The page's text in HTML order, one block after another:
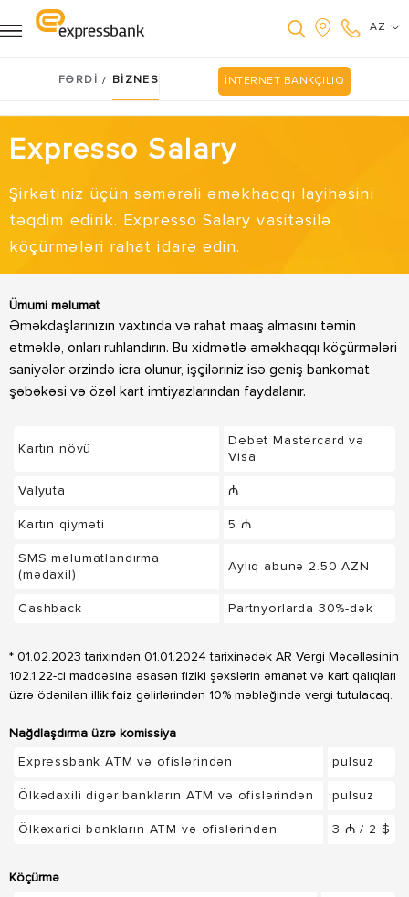
AZ
FƏRDİ / BİZNES İNTERNET BANKÇILIQ
Expresso Salary
Şirkətiniz üçün səmərəli əməkhaqqı layihəsini
təqdim edirik. Expresso Salary vasitəsilə
köçürmələri rahat idarə edin.
Ümumi məlumat
Əməkdaşlarınızın vaxtında və rahat maaş almasını təmin
etməklə, onları ruhlandırın. Bu xidmətlə əməkhaqqı köçürmələri
saniyələr ərzində icra olunur, işçiləriniz isə geniş bankomat
şəbəkəsi və özəl kart imtiyazlarından faydalanır.
Kartın növü
Debet Mastercard və
Visa
Valyuta ₼
Kartın qiyməti 5 ₼
SMS məlumatlandırma
(mədaxil)
Aylıq abunə 2.50 AZN
Cashback Partnyorlarda 30%-dək
* 01.02.2023 tarixindən 01.01.2024 tarixinədək AR Vergi Məcəlləsinin
102.1.22-ci maddəsinə əsasən fiziki şəxslərin əmanət və kart qalıqları
üzrə ödənilən illik faiz gəlirlərindən 10% məbləğində vergi tutulacaq.
Nağdlaşdırma üzrə komissiya
Expressbank ATM və ofislərindən
pulsuz
Ölkədaxili digər bankların ATM və ofislərindən pulsuz
Ölkəxarici bankların ATM və ofislərindən 3 ₼ / 2 $
Köçürmə